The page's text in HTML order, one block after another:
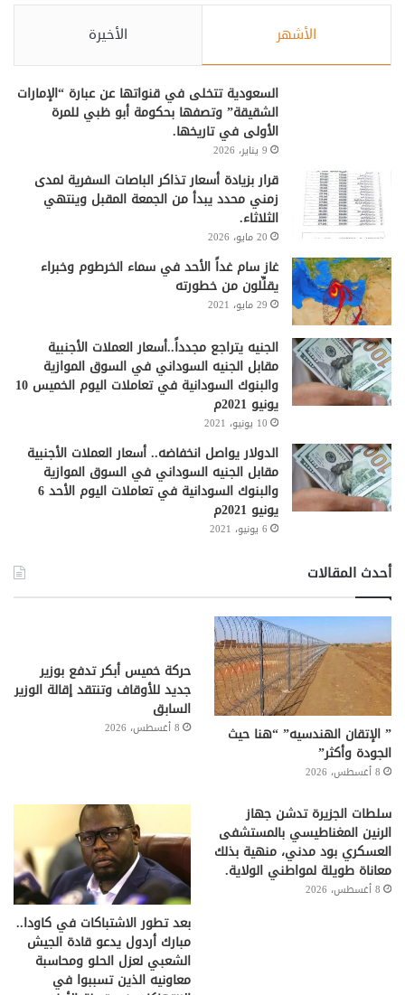
الأشهر الأخيرة
السعودية تتخلى في قنواتها عن عبارة “الإمارات
الشقيقة” وتصفها بحكومة أبو ظبي للمرة
الأولى في تاريخها.
9 يناير، 2026
قرار بزيادة أسعار تذاكر الباصات السفرية لمدى
زمني محدد يبدأ من الجمعة المقبل وينتهي
الثلاثاء.
20 مايو، 2026
غاز سام غداً الأحد في سماء الخرطوم وخبراء
يقلِّلون من خطورته
29 مايو، 2021
الجنيه يتراجع مجدداً..أسعار العملات الأجنبية
مقابل الجنيه السوداني في السوق الموازية
والبنوك السودانية في تعاملات اليوم الخميس 10
يونيو 2021م
10 يونيو، 2021
الدولار يواصل انخفاضه.. أسعار العملات الأجنبية
مقابل الجنيه السوداني في السوق الموازية
والبنوك السودانية في تعاملات اليوم الأحد 6
يونيو 2021م
6 يونيو، 2021
أحدث المقالات
” الإتقان الهندسيه” “هنا حيث
الجودة وأكثر”
8 أغسطس، 2026
حركة خميس أبكر تدفع بوزير
جديد للأوقاف وتنتقد إقالة الوزير
السابق
8 أغسطس، 2026
سلطات الجزيرة تدشن جهاز
الرنين المغناطيسي بالمستشفى
العسكري بود مدني، منهية بذلك
معاناة طويلة لمواطني الولاية.
8 أغسطس، 2026
بعد تطور الاشتباكات في كاودا..
مبارك أردول يدعو قادة الجيش
الشعبي لعزل الحلو ومحاسبة
معاونيه الذين تسببوا في